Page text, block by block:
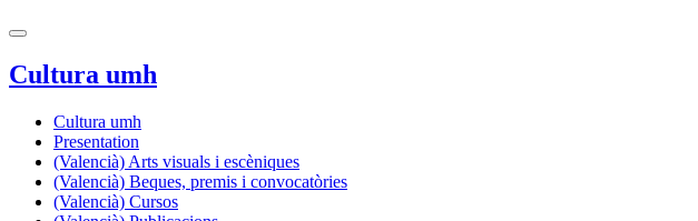
Cultura umh
Cultura umh
Presentation
(Valencià) Arts visuals i escèniques
(Valencià) Beques, premis i convocatòries
(Valencià) Cursos